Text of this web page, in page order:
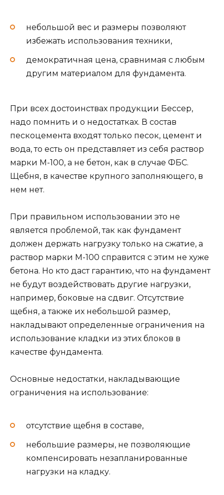
небольшой вес и размеры позволяют
избежать использования техники,
демократичная цена, сравнимая с любым
другим материалом для фундамента.
При всех достоинствах продукции Бессер,
надо помнить и о недостатках. В состав
пескоцемента входят только песок, цемент и
вода, то есть он представляет из себя раствор
марки М-100, а не бетон, как в случае ФБС.
Щебня, в качестве крупного заполняющего, в
нем нет.
При правильном использовании это не
является проблемой, так как фундамент
должен держать нагрузку только на сжатие, а
раствор марки М-100 справится с этим не хуже
бетона. Но кто даст гарантию, что на фундамент
не будут воздействовать другие нагрузки,
например, боковые на сдвиг. Отсутствие
щебня, а также их небольшой размер,
накладывают определенные ограничения на
использование кладки из этих блоков в
качестве фундамента.
Основные недостатки, накладывающие
ограничения на использование:
отсутствие щебня в составе,
небольшие размеры, не позволяющие
компенсировать незапланированные
нагрузки на кладку.